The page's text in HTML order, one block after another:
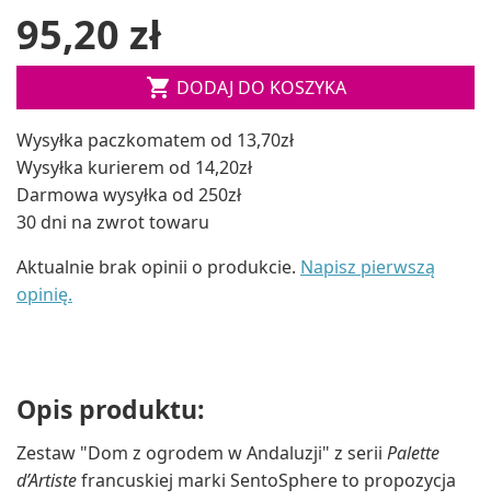
95,20 zł
 DODAJ DO KOSZYKA
Wysyłka paczkomatem od 13,70zł
Wysyłka kurierem od 14,20zł
Darmowa wysyłka od 250zł
30 dni na zwrot towaru
Aktualnie brak opinii o produkcie. Napisz pierwszą
opinię.
Opis produktu:
Zestaw "Dom z ogrodem w Andaluzji" z serii Palette
d’Artistefrancuskiej marki SentoSphere to propozycja